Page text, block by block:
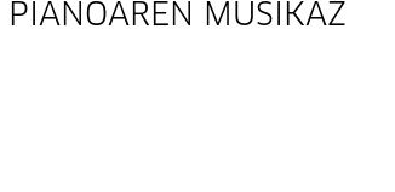
PIANOAREN MUSIKAZ